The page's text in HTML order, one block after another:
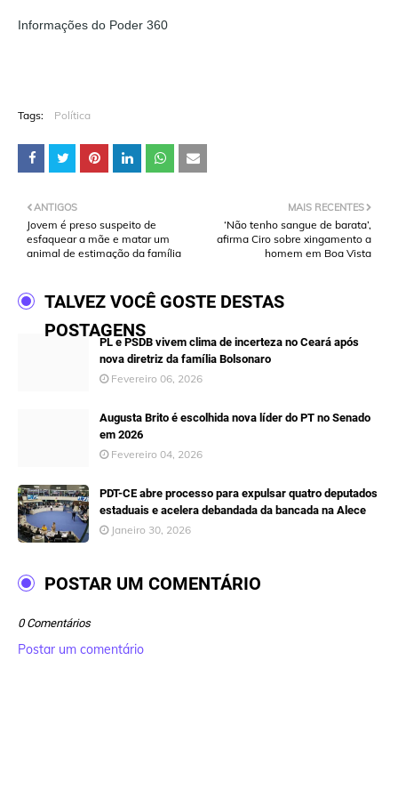
Informações do Poder 360
Tags: Política
MAIS RECENTES
‘Não tenho sangue de barata’,
afirma Ciro sobre xingamento a
homem em Boa Vista
ANTIGOS
Jovem é preso suspeito de
esfaquear a mãe e matar um
animal de estimação da família
TALVEZ VOCÊ GOSTE DESTAS
POSTAGENS
PL e PSDB vivem clima de incerteza no Ceará após
nova diretriz da família Bolsonaro
Fevereiro 06, 2026
Augusta Brito é escolhida nova líder do PT no Senado
em 2026
Fevereiro 04, 2026
PDT-CE abre processo para expulsar quatro deputados
estaduais e acelera debandada da bancada na Alece
Janeiro 30, 2026
POSTAR UM COMENTÁRIO
0 Comentários
Postar um comentário